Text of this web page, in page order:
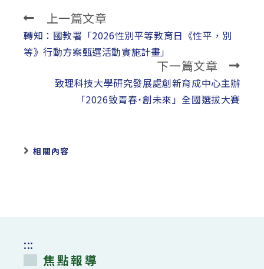
Read
more
articles
上一篇文章
轉知：國教署「2026性別平等教育日《性平，別
等》行動方案甄選活動實施計畫」
下一篇文章
致理科技大學研究發展處創新育成中心主辦
「2026致青春˙創未來」全國選拔大賽
相關內容
:::
焦點報導